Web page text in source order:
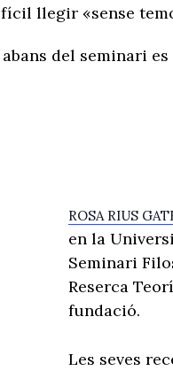
llegir «sense
abans del seminari
ROSA RIUS
en la
Seminari
Reserca
fundació.
Les seves